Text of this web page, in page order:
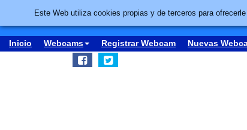
Inicio Webcams Registrar Webcam Nuevas
Este Web utiliza cookies propias y de terceros para